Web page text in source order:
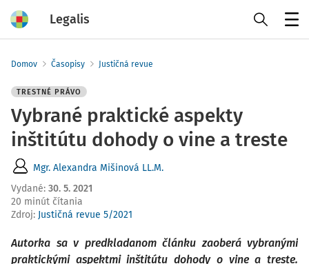
Legalis
Domov Časopisy Justičná revue
TRESTNÉ PRÁVO
Vybrané praktické aspekty
inštitútu dohody o vine a treste
Mgr. Alexandra Mišinová LL.M.
Vydané: 30. 5. 2021
20 minút čítania
Zdroj: Justičná revue 5/2021
Autorka sa v predkladanom článku zaoberá vybranými
praktickými aspektmi inštitútu dohody o vine a treste.